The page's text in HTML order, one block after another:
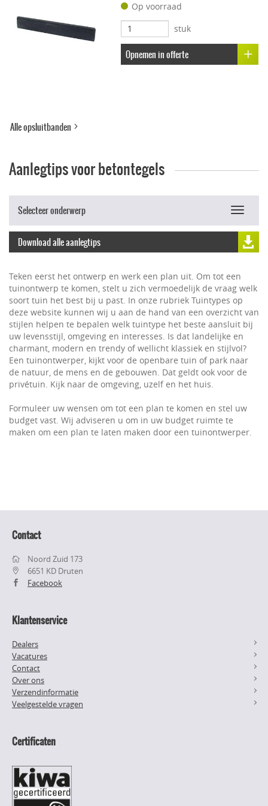
Op voorraad
stuk
Opnemen in offerte
Alle opsluitbanden
Aanlegtips voor betontegels
Selecteer onderwerp
Toggle
Download alle aanlegtips
Teken eerst het ontwerp en werk een plan uit. Om tot een
tuinontwerp te komen, stelt u zich vermoedelijk de vraag welk
soort tuin het best bij u past. In onze rubriek Tuintypes op
deze website kunnen wij u aan de hand van een overzicht van
stijlen helpen te bepalen welk tuintype het beste aansluit bij
uw levensstijl, omgeving en interesses. Is dat landelijke en
charmant, modern en trendy of wellicht klassiek en stijlvol?
Een tuinontwerper, kijkt voor de openbare tuin of park naar
de natuur, de mens en de gebouwen. Dat geldt ook voor de
privétuin. Kijk naar de omgeving, uzelf en het huis.
Formuleer uw wensen om tot een plan te komen en stel uw
budget vast. Wij adviseren u om in uw budget ruimte te
maken om een plan te laten maken door een tuinontwerper.
Contact
Noord Zuid 173
6651 KD Druten
Facebook
Klantenservice
Dealers
Vacatures
Contact
Over ons
Verzendinformatie
Veelgestelde vragen
Certificaten